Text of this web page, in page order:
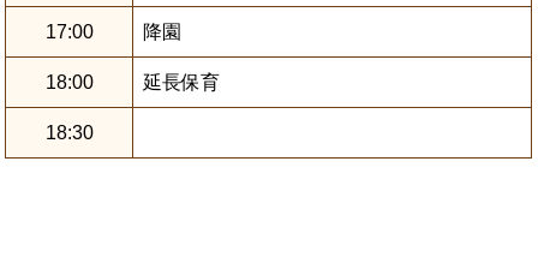
17:00 降園
18:00 延長保育
18:30